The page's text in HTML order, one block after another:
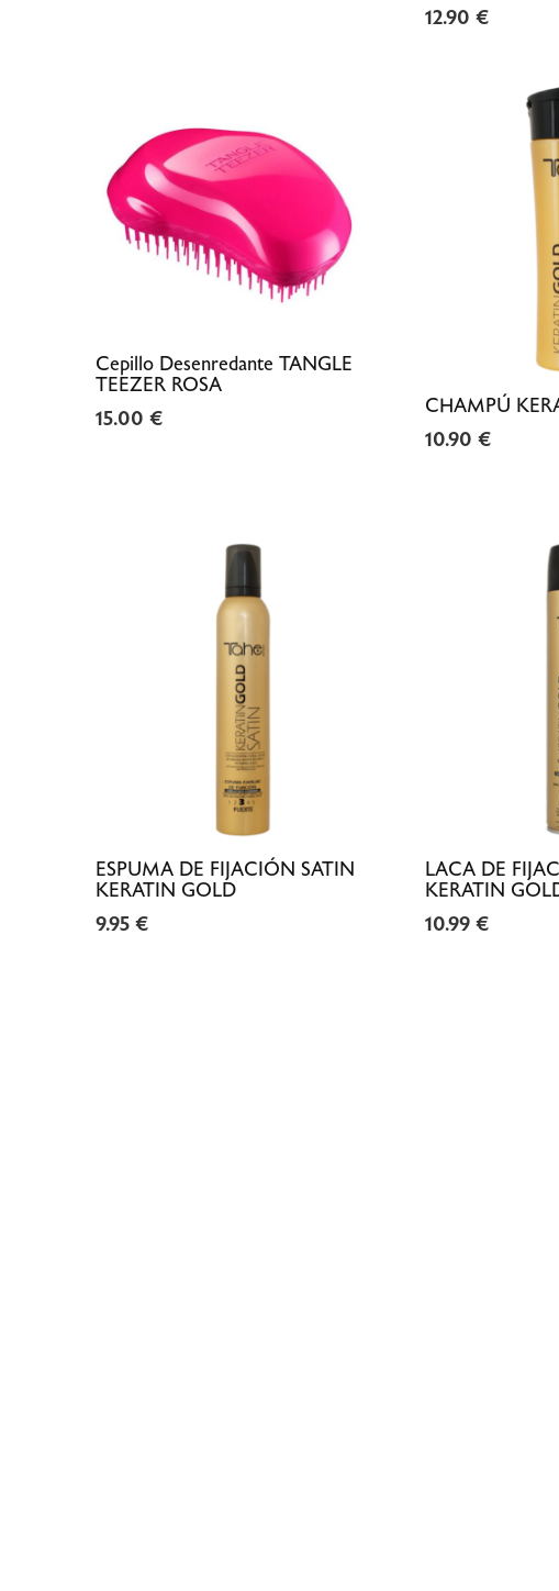
12.90 €
Cepillo Desenredante TANGLE
TEEZER ROSA
15.00 €
CHAMPÚ
10.90 €
ESPUMA DE FIJACIÓN SATIN
KERATIN GOLD
9.95 €
LACA DE
KERATIN
10.99 €